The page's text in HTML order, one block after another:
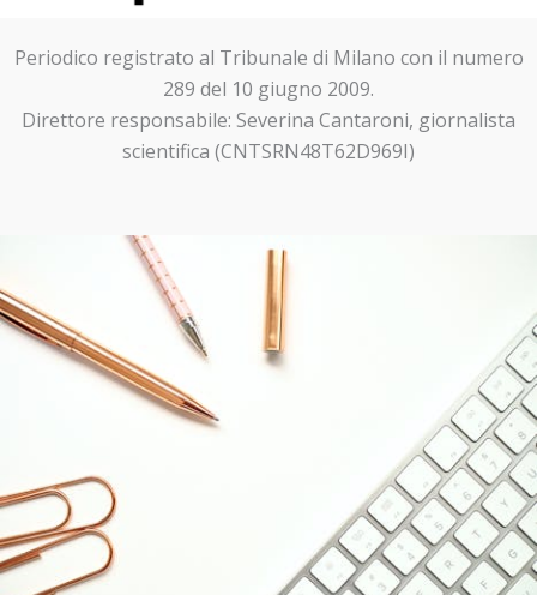
Periodico registrato al Tribunale di Milano con il numero
289 del 10 giugno 2009.
Direttore responsabile: Severina Cantaroni, giornalista
scientifica (CNTSRN48T62D969I)